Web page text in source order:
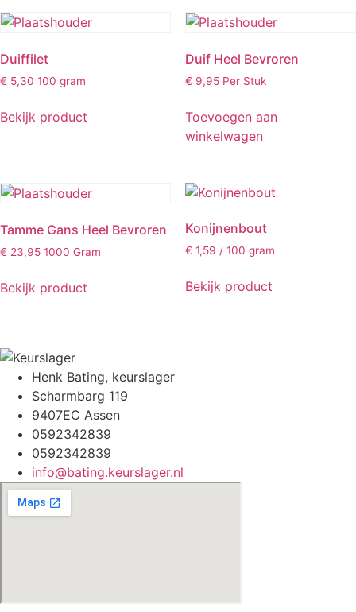
Duiffilet
€ 5,30 100 gram
Bekijk product
Duif Heel Bevroren
€ 9,95Per Stuk
Toevoegen aan
winkelwagen
Tamme Gans Heel Bevroren
€ 23,95 1000 Gram
Bekijk product
Konijnenbout
€ 1,59 / 100 gram
Bekijk product
Henk Bating, keurslager
Scharmbarg 119
9407EC Assen
0592342839
0592342839
info@bating.keurslager.nl